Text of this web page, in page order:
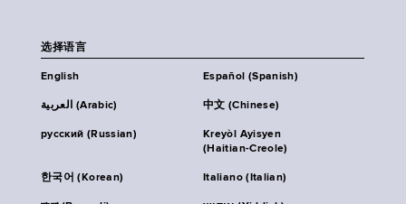
选择语言
English Español (Spanish)
العربية (Arabic) 中文 (Chinese)
русский (Russian)
Kreyòl Ayisyen
(Haitian-Creole)
한국어 (Korean) Italiano (Italian)